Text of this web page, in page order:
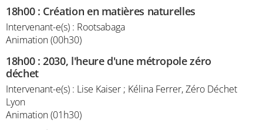
18h00: Création en matières naturelles
Intervenant-e(s) : Rootsabaga
Animation (00h30)
18h00:2030, l'heure d'une métropole zéro
déchet
Intervenant-e(s) : Lise Kaiser ; Kélina Ferrer, Zéro Déchet
Lyon
Animation (01h30)